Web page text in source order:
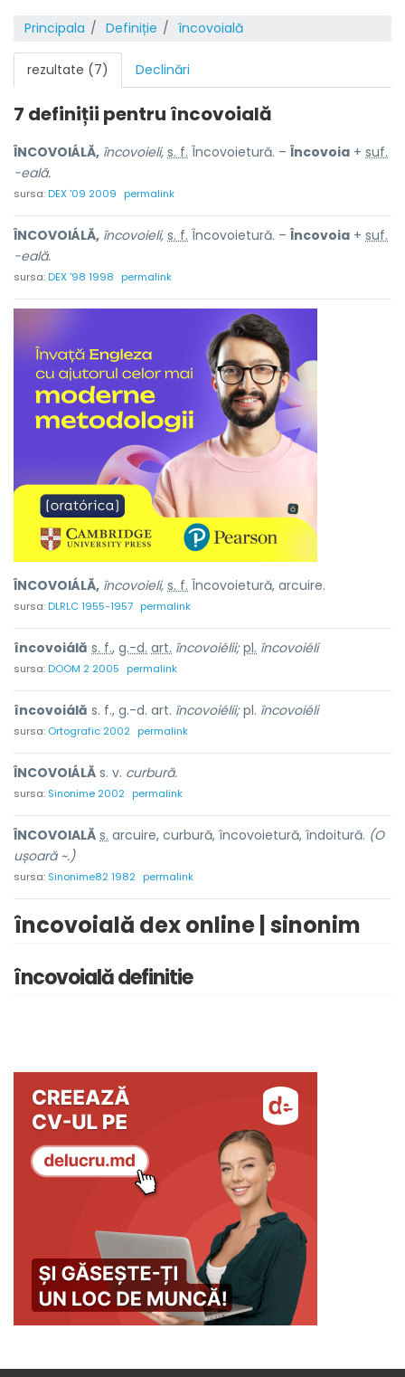
Principala Definiție încovoială
rezultate (7) Declinări
7 definiții pentru încovoială
ÎNCOVOIÁLĂ, încovoieli, s. f. Încovoietură. – Încovoia + suf.
-eală.
sursa:DEX '09 2009 permalink
ÎNCOVOIÁLĂ, încovoieli, s. f. Încovoietură. – Încovoia + suf.
-eală.
sursa:DEX '98 1998 permalink
ÎNCOVOIÁLĂ, încovoieli, s. f. Încovoietură, arcuire.
sursa:DLRLC 1955-1957 permalink
încovoiálă s. f., g.-d. art. încovoiélii; pl. încovoiéli
sursa:DOOM 2 2005 permalink
încovoiálă s. f., g.-d. art. încovoiélii;pl. încovoiéli
sursa: Ortografic 2002 permalink
ÎNCOVOIÁLĂ s. v. curbură.
sursa: Sinonime 2002 permalink
ÎNCOVOIALĂ s. arcuire, curbură, încovoietură, îndoitură. (O
ușoară ~.)
sursa: Sinonime82 1982 permalink
încovoială dex online | sinonim
încovoială definitie